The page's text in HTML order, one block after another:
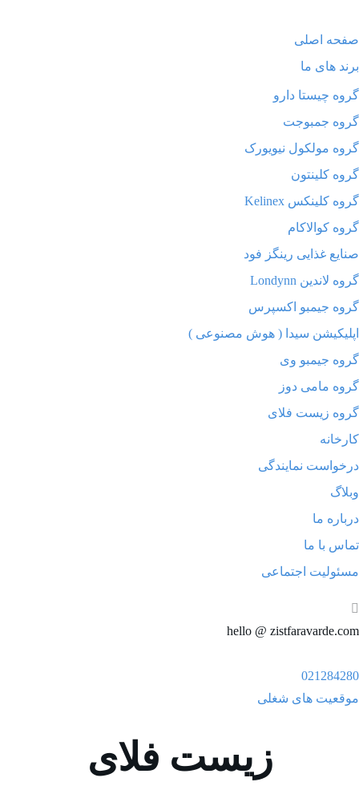
صفحه اصلی
برند های ما
گروه چیستا دارو
گروه جمبوجت
گروه مولکول نیویورک
گروه کلینتون
گروه کلینکس Kelinex
گروه کوالاکام
صنایع غذایی رینگز فود
گروه لاندین Londynn
گروه جیمبو اکسپرس
اپلیکیشن سیدا ( هوش مصنوعی )
گروه جیمبو وی
گروه مامی دوز
گروه زیست فلای
کارخانه
درخواست نمایندگی
وبلاگ
درباره ما
تماس با ما
مسئولیت اجتماعی
hello @ zistfaravarde.com
021284280
موقعیت های شغلی
زیست فلای